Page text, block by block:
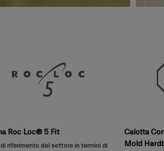
Roc Loc® 5 Fit
riferimento del settore in termini di
Calotta
Mold